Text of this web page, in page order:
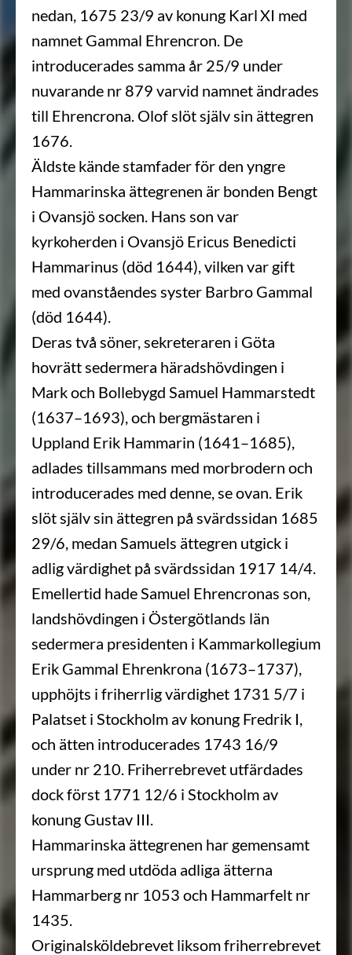
nedan, 1675 23/9 av konung Karl XI med
namnet Gammal Ehrencron. De
introducerades samma år 25/9 under
nuvarande nr 879 varvid namnet ändrades
till Ehrencrona. Olof slöt själv sin ättegren
1676.
Äldste kände stamfader för den yngre
Hammarinska ättegrenen är bonden Bengt
i Ovansjö socken. Hans son var
kyrkoherden i Ovansjö Ericus Benedicti
Hammarinus (död 1644), vilken var gift
med ovanståendes syster Barbro Gammal
(död 1644).
Deras två söner, sekreteraren i Göta
hovrätt sedermera häradshövdingen i
Mark och Bollebygd Samuel Hammarstedt
(1637–1693), och bergmästaren i
Uppland Erik Hammarin (1641–1685),
adlades tillsammans med morbrodern och
introducerades med denne, se ovan. Erik
slöt själv sin ättegren på svärdssidan 1685
29/6, medan Samuels ättegren utgick i
adlig värdighet på svärdssidan 1917 14/4.
Emellertid hade Samuel Ehrencronas son,
landshövdingen i Östergötlands län
sedermera presidenten i Kammarkollegium
Erik Gammal Ehrenkrona (1673–1737),
upphöjts i friherrlig värdighet 1731 5/7 i
Palatset i Stockholm av konung Fredrik I,
och ätten introducerades 1743 16/9
under nr 210. Friherrebrevet utfärdades
dock först 1771 12/6 i Stockholm av
konung Gustav III.
Hammarinska ättegrenen har gemensamt
ursprung med utdöda adliga ätterna
Hammarberg nr 1053 och Hammarfelt nr
1435.
Originalsköldebrevet liksom friherrebrevet